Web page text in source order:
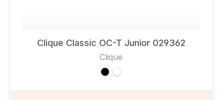
Clique Classic OC-T Junior 029362
Clique